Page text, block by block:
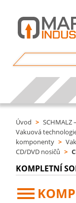
Úvod >
Vakuová
komponenty >
CD/DVD nosičů >
KOMPLETNÍ